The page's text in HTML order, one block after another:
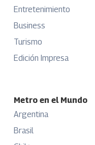
Entretenimiento
Business
Turismo
Edición Impresa
Metro en el Mundo
Argentina
Brasil